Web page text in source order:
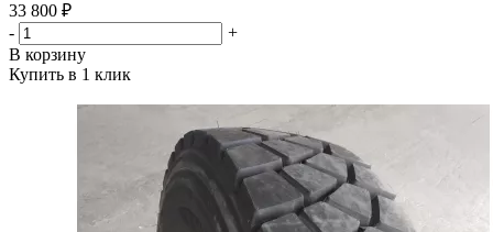
33 800 ₽
-
+
В корзину
Купить в 1 клик